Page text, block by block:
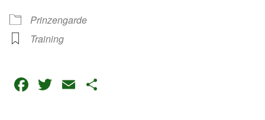
Prinzengarde
Training
Facebook
Twitter
Email